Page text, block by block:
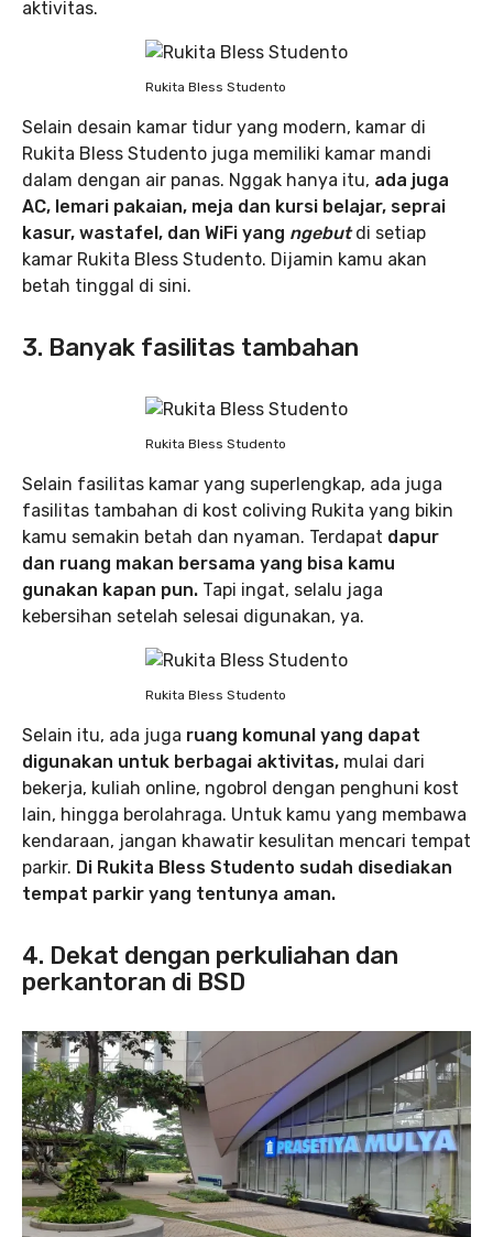
aktivitas.
Rukita Bless Studento
Selain desain kamar tidur yang modern, kamar di
Rukita Bless Studento juga memiliki kamar mandi
dalam dengan air panas. Nggak hanya itu, ada juga
AC, lemari pakaian, meja dan kursi belajar, seprai
kasur, wastafel, dan WiFi yang ngebutdi setiap
kamar Rukita Bless Studento. Dijamin kamu akan
betah tinggal di sini.
3. Banyak fasilitas tambahan
Rukita Bless Studento
Selain fasilitas kamar yang superlengkap, ada juga
fasilitas tambahan di kost coliving Rukita yang bikin
kamu semakin betah dan nyaman. Terdapat dapur
dan ruang makan bersama yang bisa kamu
gunakan kapan pun. Tapi ingat, selalu jaga
kebersihan setelah selesai digunakan, ya.
Rukita Bless Studento
Selain itu, ada juga ruang komunal yang dapat
digunakan untuk berbagai aktivitas, mulai dari
bekerja, kuliah online, ngobrol dengan penghuni kost
lain, hingga berolahraga. Untuk kamu yang membawa
kendaraan, jangan khawatir kesulitan mencari tempat
parkir. Di Rukita Bless Studento sudah disediakan
tempat parkir yang tentunya aman.
4. Dekat dengan perkuliahan dan
perkantoran di BSD